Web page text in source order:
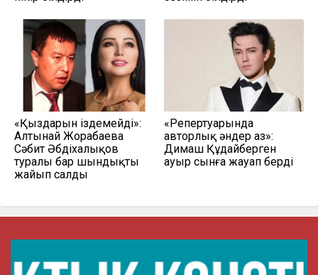
«Қыздарын іздемейді»:
Алтынай Жорабаева
Сәбит Әбдіхалықов
туралы бар шындықты
жайып салды
«Репертуарында
авторлық әндер аз»:
Димаш Құдайберген
ауыр сынға жауап берді